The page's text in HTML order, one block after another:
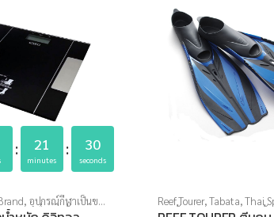
21
minutes
30
seconds
, อุปกรณ์กีฬาเป็นของ
ภาพ,เครื่องชั่งน้ำหนัก
Reef Tourer,Tabata,Thai
ทางน้ำ,ตีนกบ,อุปกรณ์ดำน้ำ